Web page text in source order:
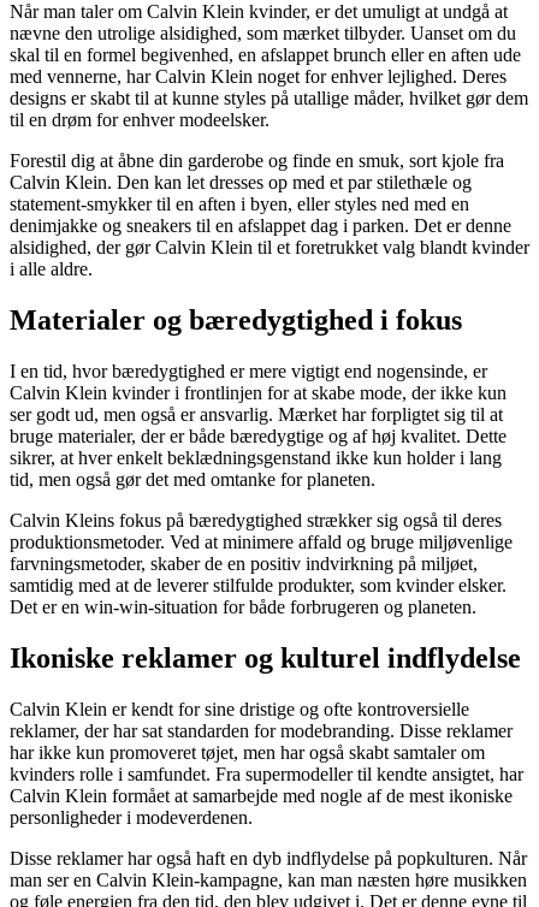
Når man taler om Calvin Klein kvinder, er det umuligt at undgå at
nævne den utrolige alsidighed, som mærket tilbyder. Uanset om du
skal til en formel begivenhed, en afslappet brunch eller en aften ude
med vennerne, har Calvin Klein noget for enhver lejlighed. Deres
designs er skabt til at kunne styles på utallige måder, hvilket gør dem
til en drøm for enhver modeelsker.
Forestil dig at åbne din garderobe og finde en smuk, sort kjole fra
Calvin Klein. Den kan let dresses op med et par stilethæle og
statement-smykker til en aften i byen, eller styles ned med en
denimjakke og sneakers til en afslappet dag i parken. Det er denne
alsidighed, der gør Calvin Klein til et foretrukket valg blandt kvinder
i alle aldre.
Materialer og bæredygtighed i fokus
I en tid, hvor bæredygtighed er mere vigtigt end nogensinde, er
Calvin Klein kvinder i frontlinjen for at skabe mode, der ikke kun
ser godt ud, men også er ansvarlig. Mærket har forpligtet sig til at
bruge materialer, der er både bæredygtige og af høj kvalitet. Dette
sikrer, at hver enkelt beklædningsgenstand ikke kun holder i lang
tid, men også gør det med omtanke for planeten.
Calvin Kleins fokus på bæredygtighed strækker sig også til deres
produktionsmetoder. Ved at minimere affald og bruge miljøvenlige
farvningsmetoder, skaber de en positiv indvirkning på miljøet,
samtidig med at de leverer stilfulde produkter, som kvinder elsker.
Det er en win-win-situation for både forbrugeren og planeten.
Ikoniske reklamer og kulturel indflydelse
Calvin Klein er kendt for sine dristige og ofte kontroversielle
reklamer, der har sat standarden for modebranding. Disse reklamer
har ikke kun promoveret tøjet, men har også skabt samtaler om
kvinders rolle i samfundet. Fra supermodeller til kendte ansigtet, har
Calvin Klein formået at samarbejde med nogle af de mest ikoniske
personligheder i modeverdenen.
Disse reklamer har også haft en dyb indflydelse på popkulturen. Når
man ser en Calvin Klein-kampagne, kan man næsten høre musikken
og føle energien fra den tid, den blev udgivet i. Det er denne evne til